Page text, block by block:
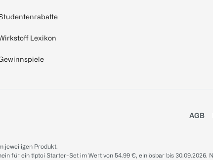
Lexikon
AGB
jeweiligen Produkt.
für ein tiptoi Starter-Set im Wert von 54.99 €, einlösbar bis